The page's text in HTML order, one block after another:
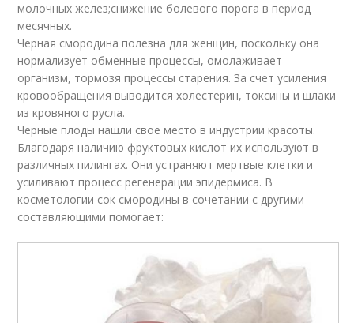
молочных желез;снижение болевого порога в период
месячных.
Черная смородина полезна для женщин, поскольку она
нормализует обменные процессы, омолаживает
организм, тормозя процессы старения. За счет усиления
кровообращения выводится холестерин, токсины и шлаки
из кровяного русла.
Черные плоды нашли свое место в индустрии красоты.
Благодаря наличию фруктовых кислот их используют в
различных пилингах. Они устраняют мертвые клетки и
усиливают процесс регенерации эпидермиса. В
косметологии сок смородины в сочетании с другими
составляющими помогает: